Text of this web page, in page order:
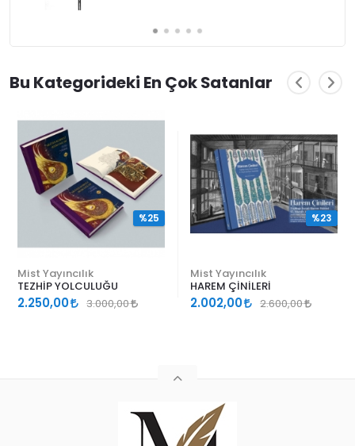
Bu Kategorideki En Çok Satanlar
Mist Yayıncılık
TEZHİP YOLCULUĞU
2.250,00 3.000,00
%25
Mist Yayıncılık
HAREM ÇİNİLERİ
2.002,00 2.600,00
%23